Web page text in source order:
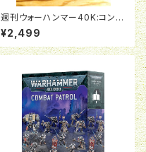
週刊ウォーハンマー40K:コンバ
ットパトロール07号
¥2,499